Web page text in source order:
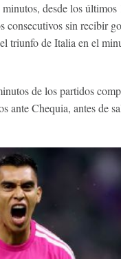
desde los
consecutivos sin recibir
triunfo de Italia en el
de los partidos
ante Chequia, antes de